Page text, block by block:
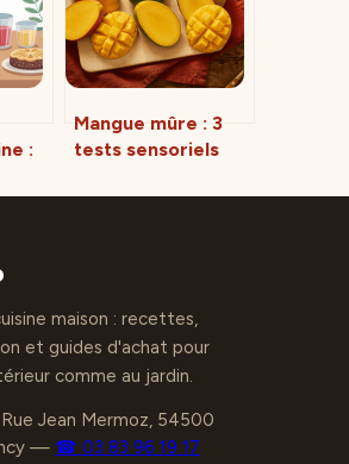
:
Mangue mûre : 3
tests sensoriels
fruits fades ou
maison : recettes,
et guides d'achat pour
comme au jardin.
Jean Mermoz, 54500
— ☎ 03 83 96 19 17